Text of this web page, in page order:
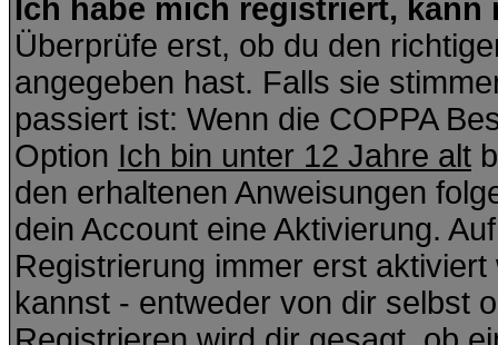
Ich habe mich registriert,
Überprüfe erst, ob du den
angegeben hast. Falls sie
passiert ist: Wenn die COPPA
Option Ich bin unter 12 Jahre alt
den erhaltenen Anweisungen
dein Account eine Aktivierung.
Registrierung immer erst
kannst - entweder von dir selbst